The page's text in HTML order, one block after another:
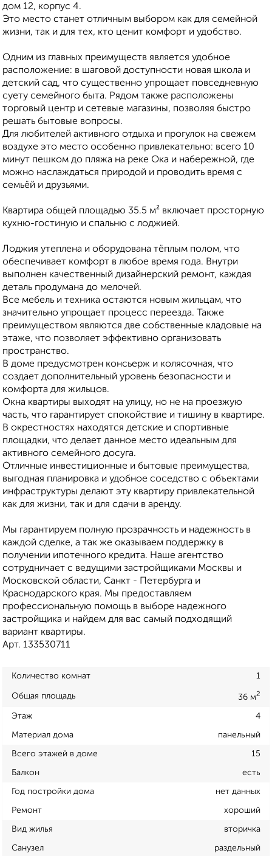
дом 12, корпус 4.
Это место станет отличным выбором как для семейной
жизни, так и для тех, кто ценит комфорт и удобство.
Одним из главных преимуществ является удобное
расположение: в шаговой доступности новая школа и
детский сад, что существенно упрощает повседневную
суету семейного быта. Рядом также расположены
торговый центр и сетевые магазины, позволяя быстро
решать бытовые вопросы.
Для любителей активного отдыха и прогулок на свежем
воздухе это место особенно привлекательно: всего 10
минут пешком до пляжа на реке Ока и набережной, где
можно наслаждаться природой и проводить время с
семьёй и друзьями.
Квартира общей площадью 35.5 м² включает просторную
кухню-гостиную и спальню с лоджией.
Лоджия утеплена и оборудована тёплым полом, что
обеспечивает комфорт в любое время года. Внутри
выполнен качественный дизайнерский ремонт, каждая
деталь продумана до мелочей.
Все мебель и техника остаются новым жильцам, что
значительно упрощает процесс переезда. Также
преимуществом являются две собственные кладовые на
этаже, что позволяет эффективно организовать
пространство.
В доме предусмотрен консьерж и колясочная, что
создает дополнительный уровень безопасности и
комфорта для жильцов.
Окна квартиры выходят на улицу, но не на проезжую
часть, что гарантирует спокойствие и тишину в квартире.
В окрестностях находятся детские и спортивные
площадки, что делает данное место идеальным для
активного семейного досуга.
Отличные инвестиционные и бытовые преимущества,
выгодная планировка и удобное соседство с объектами
инфраструктуры делают эту квартиру привлекательной
как для жизни, так и для сдачи в аренду.
Мы гарантируем полную прозрачность и надежность в
каждой сделке, а так же оказываем поддержку в
получении ипотечного кредита. Наше агентство
сотрудничает с ведущими застройщиками Москвы и
Московской области, Санкт - Петербурга и
Краснодарского края. Мы предоставляем
профессиональную помощь в выборе надежного
застройщика и найдем для вас самый подходящий
вариант квартиры.
Арт. 133530711
Количество комнат 1
Общая площадь 36 м2
Этаж 4
Материал дома панельный
Всего этажей в доме 15
Балкон есть
Год постройки дома нет данных
Ремонт хороший
Вид жилья вторичка
Санузел раздельный